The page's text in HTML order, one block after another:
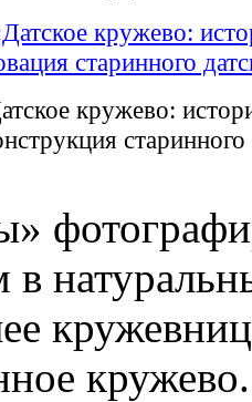
кружево:
старинного
кружево.